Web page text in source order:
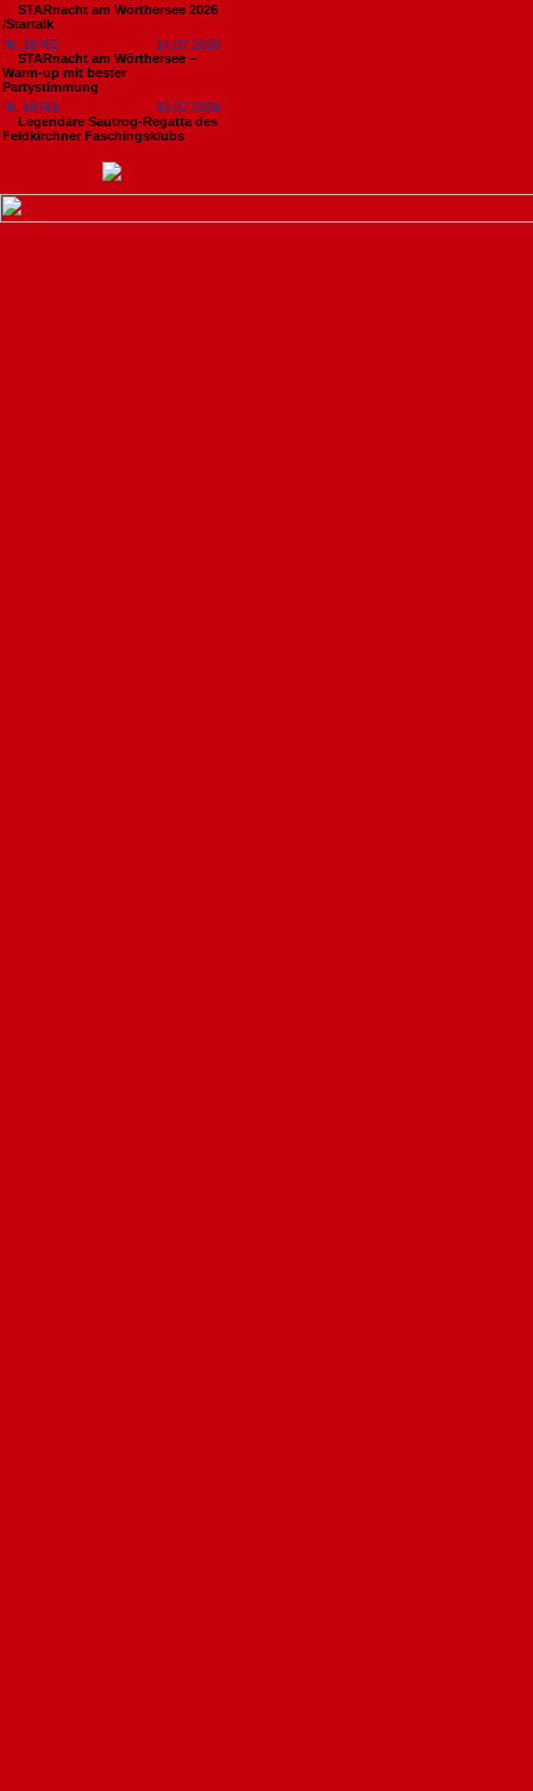
STARnacht am Wörthersee 2026
/Startalk
Nr. 18762
14.07.2026
STARnacht am Wörthersee –
Warm-up mit bester
Partystimmung
Nr. 18761
13.07.2026
Legendäre Sautrog-Regatta des
Feldkirchner Faschingsklubs